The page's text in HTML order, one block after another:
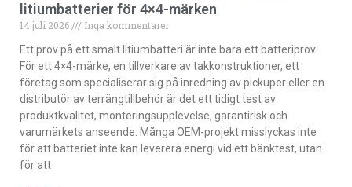
litiumbatterier för 4×4-märken
14 juli 2026
Inga kommentarer
Ett prov på ett smalt litiumbatteri är inte bara ett batteriprov.
För ett 4×4-märke, en tillverkare av takkonstruktioner, ett
företag som specialiserar sig på inredning av pickuper eller en
distributör av terrängtillbehör är det ett tidigt test av
produktkvalitet, monteringsupplevelse, garantirisk och
varumärkets anseende. Många OEM-projekt misslyckas inte
för att batteriet inte kan leverera energi vid ett bänktest, utan
för att